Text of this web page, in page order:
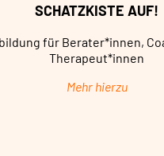
SCHATZKISTE AUF!
für Berater*innen,
Therapeut*innen
Mehr hierzu